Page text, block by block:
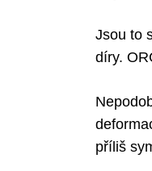
Jsou to
díry.
příliš